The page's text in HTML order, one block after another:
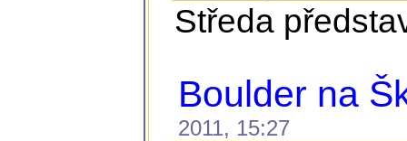
Středa
Boulder na
2011, 15:27